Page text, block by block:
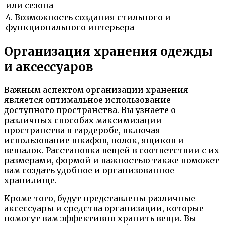
или сезона
4. Возможность создания стильного и
функционального интерьера
Организация хранения одежды
и аксессуаров
Важным аспектом организации хранения
является оптимальное использование
доступного пространства. Вы узнаете о
различных способах максимизации
пространства в гардеробе, включая
использование шкафов, полок, ящиков и
вешалок. Расстановка вещей в соответствии с их
размерами, формой и важностью также поможет
вам создать удобное и организованное
хранилище.
Кроме того, будут представлены различные
аксессуары и средства организации, которые
помогут вам эффективно хранить вещи. Вы